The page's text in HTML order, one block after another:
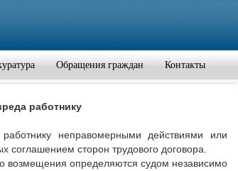
Обращения граждан Контакты
работнику
неправомерными действиями или
сторон трудового договора.
возмещения определяются судом независимо